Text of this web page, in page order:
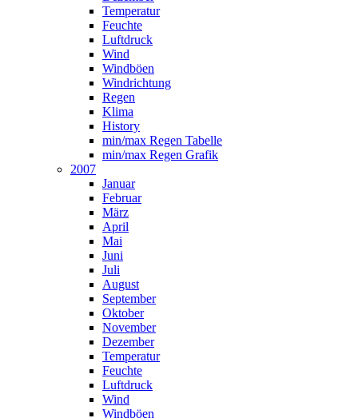
Temperatur
Feuchte
Luftdruck
Wind
Windböen
Windrichtung
Regen
Klima
History
min/max Regen Tabelle
min/max Regen Grafik
2007
Januar
Februar
März
April
Mai
Juni
Juli
August
September
Oktober
November
Dezember
Temperatur
Feuchte
Luftdruck
Wind
Windböen